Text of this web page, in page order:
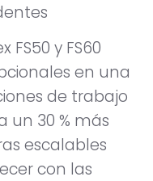
FS50 y FS60
en una
de trabajo
30 % más
escalables
con las